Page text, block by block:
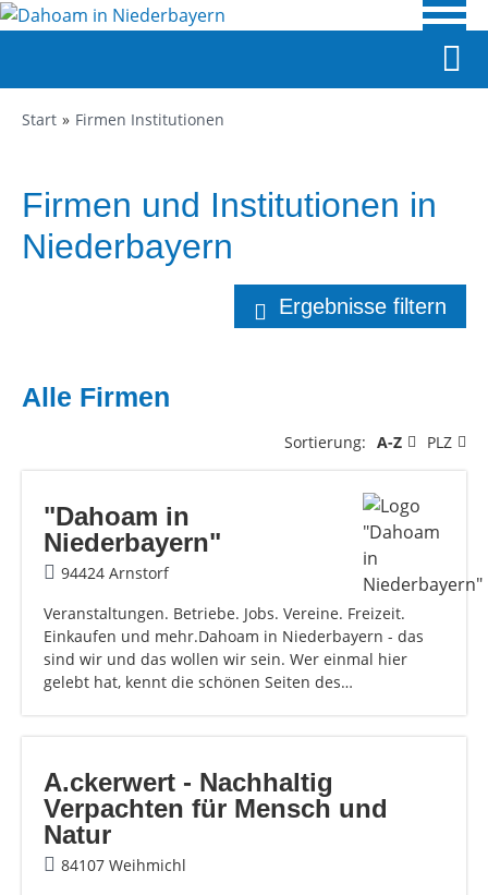
Start Firmen Institutionen
Firmen und Institutionen in
Niederbayern
Ergebnisse filtern
Alle Firmen
Sortierung: A-Z PLZ
"Dahoam in
Niederbayern"
94424 Arnstorf
Veranstaltungen. Betriebe. Jobs. Vereine. Freizeit.
Einkaufen und mehr.Dahoam in Niederbayern - das
sind wir und das wollen wir sein. Wer einmal hier
gelebt hat, kennt die schönen Seiten des…
A.ckerwert - Nachhaltig
Verpachten für Mensch und
Natur
84107 Weihmichl